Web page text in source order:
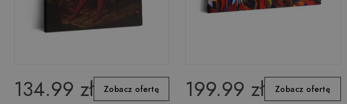
134.99 zł Zobacz ofertę 199.99 zł Zobacz ofertę